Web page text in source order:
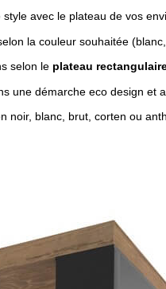
avec le plateau de vos
la couleur souhaitée
selon le plateau
une démarche eco design et
noir, blanc, brut, corten ou